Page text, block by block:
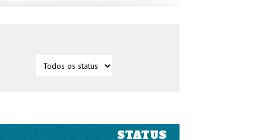
STATUS